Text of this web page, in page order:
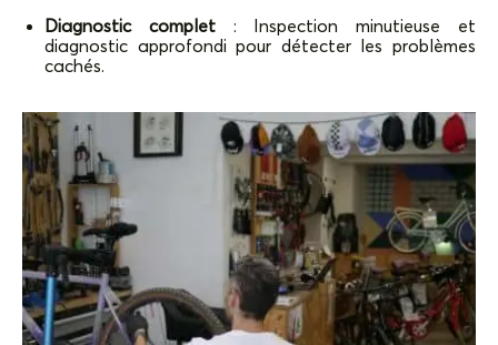
Diagnostic complet: Inspection minutieuse et
diagnostic approfondi pour détecter les problèmes
cachés.